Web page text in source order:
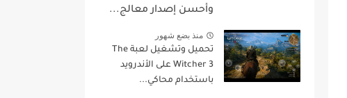
وأحسن إصدار معالج...
منذ بضع شهور
تحميل وتشغيل لعبة The
Witcher 3 على الأندرويد
باستخدام محاكي...